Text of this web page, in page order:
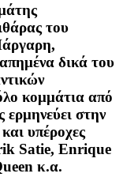
του
δικά του
κομμάτια από
στην
υπέροχες
Satie, Enrique
κ.α.